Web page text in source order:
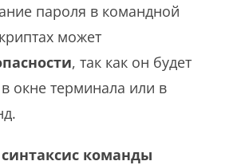
пароля в командной
может
, так как он будет
окне терминала или в
синтаксис команды